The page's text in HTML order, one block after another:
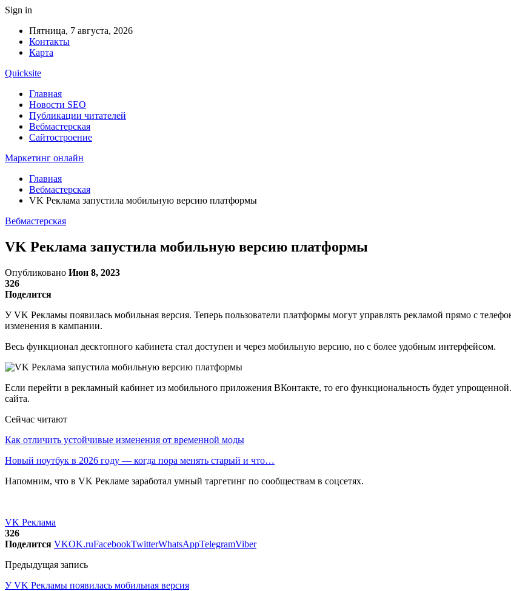
Sign in
Пятница, 7 августа, 2026
Контакты
Карта
Quicksite
Главная
Новости SEO
Публикации читателей
Вебмастерская
Сайтостроение
Маркетинг онлайн
Главная
Вебмастерская
VK Реклама запустила мобильную версию платформы
Вебмастерская
VK Реклама запустила мобильную версию платформы
Опубликовано Июн 8, 2023
326
Поделится
У VK Рекламы появилась мобильная версия. Теперь пользователи платформы могут управлять рекламой прямо с
изменения в кампании.
Весь функционал десктопного кабинета стал доступен и через мобильную версию, но с более удобным интерфейсом.
Если перейти в рекламный кабинет из мобильного приложения ВКонтакте, то его функциональность будет
сайта.
Сейчас читают
Как отличить устойчивые изменения от временной моды
Новый ноутбук в 2026 году — когда пора менять старый и что…
Напомним, что в VK Рекламе заработал умный таргетинг по сообществам в соцсетях.
VK Реклама
326
Поделится VKOK.ruFacebookTwitterWhatsAppTelegramViber
Предыдущая запись
У VK Рекламы появилась мобильная версия